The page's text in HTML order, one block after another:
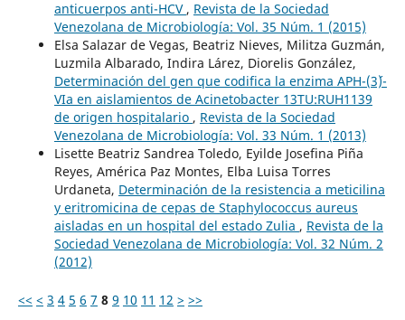
anticuerpos anti-HCV , Revista de la Sociedad
Venezolana de Microbiología: Vol. 35 Núm. 1 (2015)
Elsa Salazar de Vegas, Beatriz Nieves, Militza Guzmán,
Luzmila Albarado, Indira Lárez, Diorelis González,
Determinación del gen que codifica la enzima APH-(3´)-
VIa en aislamientos de Acinetobacter 13TU:RUH1139
de origen hospitalario , Revista de la Sociedad
Venezolana de Microbiología: Vol. 33 Núm. 1 (2013)
Lisette Beatriz Sandrea Toledo, Eyilde Josefina Piña
Reyes, América Paz Montes, Elba Luisa Torres
Urdaneta, Determinación de la resistencia a meticilina
y eritromicina de cepas de Staphylococcus aureus
aisladas en un hospital del estado Zulia , Revista de la
Sociedad Venezolana de Microbiología: Vol. 32 Núm. 2
(2012)
<< < 3 4 5 6 7 8 9 10 11 12 > >>